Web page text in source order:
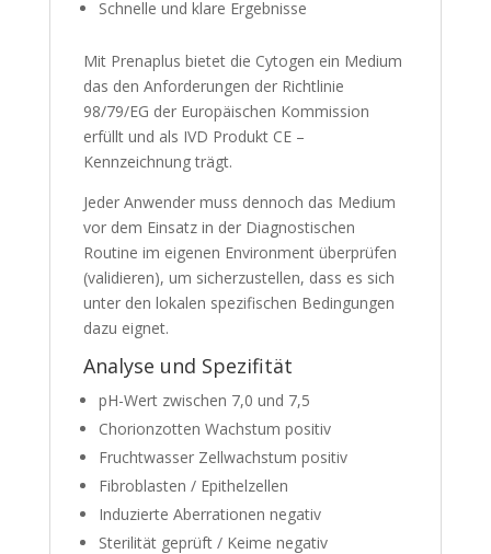
Schnelle und klare Ergebnisse
Mit Prenaplus bietet die Cytogen ein Medium
das den Anforderungen der Richtlinie
98/79/EG der Europäischen Kommission
erfüllt und als IVD Produkt CE –
Kennzeichnung trägt.
Jeder Anwender muss dennoch das Medium
vor dem Einsatz in der Diagnostischen
Routine im eigenen Environment überprüfen
(validieren), um sicherzustellen, dass es sich
unter den lokalen spezifischen Bedingungen
dazu eignet.
Analyse und Spezifität
pH-Wert zwischen 7,0 und 7,5
Chorionzotten Wachstum positiv
Fruchtwasser Zellwachstum positiv
Fibroblasten / Epithelzellen
Induzierte Aberrationen negativ
Sterilität geprüft / Keime negativ